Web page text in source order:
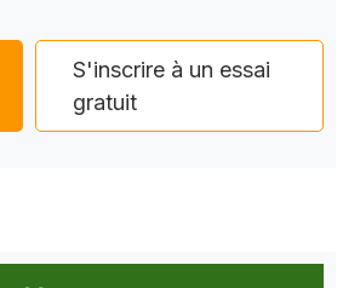
S'inscrire à un essai
gratuit